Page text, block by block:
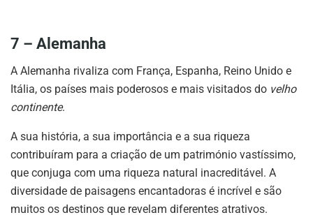
7 – Alemanha
A Alemanha rivaliza com França, Espanha, Reino Unido e
Itália, os países mais poderosos e mais visitados do velho
continente.
A sua história, a sua importância e a sua riqueza
contribuíram para a criação de um património vastíssimo,
que conjuga com uma riqueza natural inacreditável. A
diversidade de paisagens encantadoras é incrível e são
muitos os destinos que revelam diferentes atrativos.